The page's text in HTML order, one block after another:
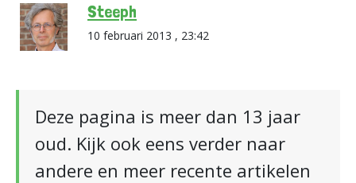
Steeph
10 februari 2013 , 23:42
Deze pagina is meer dan 13 jaar
oud. Kijk ook eens verder naar
andere en meer recente artikelen